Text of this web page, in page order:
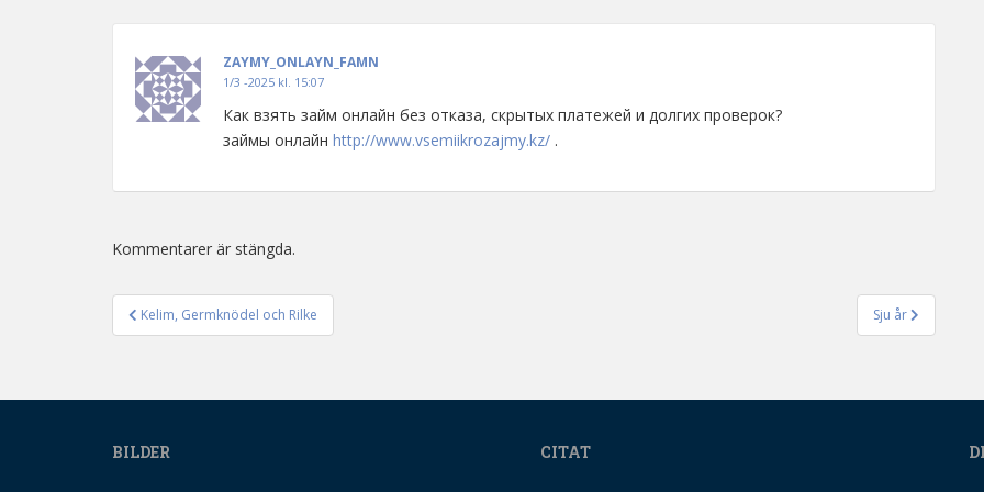
ZAYMY_ONLAYN_FAMN
1/3 -2025 kl. 15:07
Как взять займ онлайн без отказа, скрытых платежей и долгих проверок?
займы онлайн http://www.vsemiikrozajmy.kz/ .
Kommentarer är stängda.
Inläggsnavigering
Kelim, Germknödel och Rilke Sju år
BILDER CITAT